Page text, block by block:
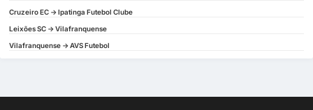
Cruzeiro EC -> Ipatinga Futebol Clube
Leixões SC -> Vilafranquense
Vilafranquense -> AVS Futebol